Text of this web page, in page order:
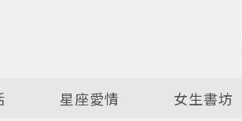
星座愛情 女生書坊